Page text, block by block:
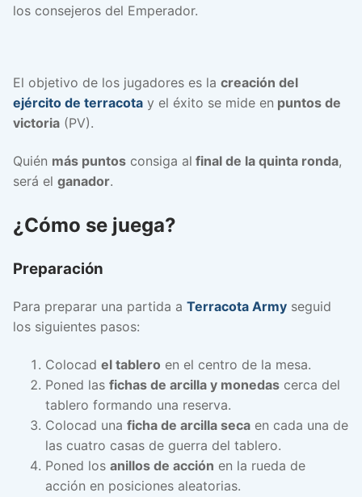
los consejeros del Emperador.
El objetivo de los jugadores es la creación del
ejército de terracota y el éxito se mide en puntos de
victoria (PV).
Quién más puntos consiga al final de la quinta ronda,
será el ganador.
¿Cómo se juega?
Preparación
Para preparar una partida a Terracota Army seguid
los siguientes pasos:
Colocad el tablero en el centro de la mesa.
Poned las fichas de arcilla y monedas cerca del
tablero formando una reserva.
Colocad una ficha de arcilla seca en cada una de
las cuatro casas de guerra del tablero.
Poned los anillos de acción en la rueda de
acción en posiciones aleatorias.